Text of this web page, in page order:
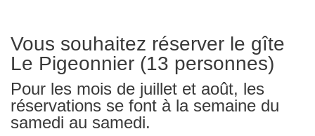
Vous souhaitez réserver le gîte
Le Pigeonnier (13 personnes)
Pour les mois de juillet et août, les
réservations se font à la semaine du
samedi au samedi.